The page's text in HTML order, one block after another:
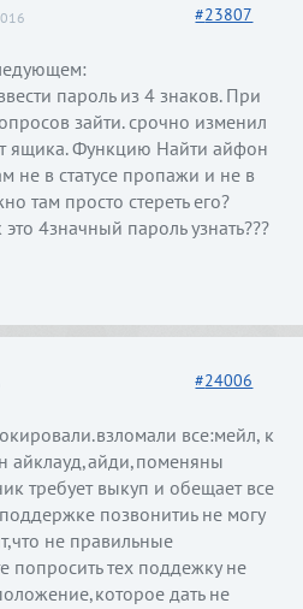
#23807
пароль из 4 знаков. При
зайти. срочно изменил
ящика. Функцию Найти айфон
не в статусе пропажи и не в
там просто стереть его?
4значный пароль узнать???
#24006
все:мейл, к
айклауд,айди,поменяны
требует выкуп и обещает все
позвонитиь не могу
не правильные
попросить тех поддежку не
дать не